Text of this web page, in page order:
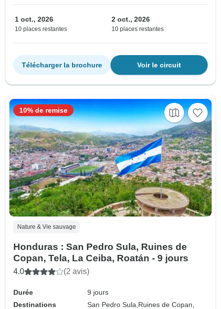
1 oct., 2026
10 places restantes
2 oct., 2026
10 places restantes
Voir le circuit
Télécharger la brochure
Nature & Vie sauvage
Honduras : San Pedro Sula, Ruines de
Copan, Tela, La Ceiba, Roatán - 9 jours
4.0 (2 avis)
Durée
9 jours
Destinations
San Pedro Sula, Ruines de Copan,
10% de remise